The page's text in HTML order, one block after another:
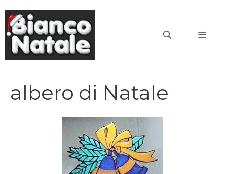
contenuto
albero di Natale